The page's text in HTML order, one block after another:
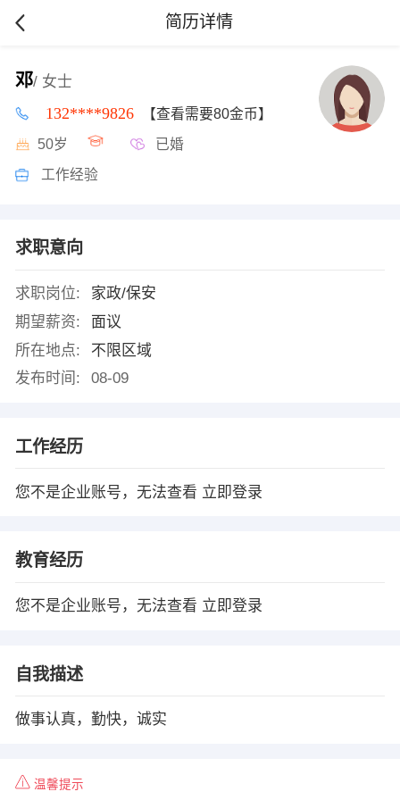
简历详情
邓/ 女士
132****9826 【查看需要80金币】
50岁 已婚
工作经验
求职意向
求职岗位:
家政/保安
期望薪资:
面议
所在地点:
不限区域
发布时间:
08-09
工作经历
您不是企业账号，无法查看 立即登录
教育经历
您不是企业账号，无法查看 立即登录
自我描述
做事认真，勤快，诚实
温馨提示